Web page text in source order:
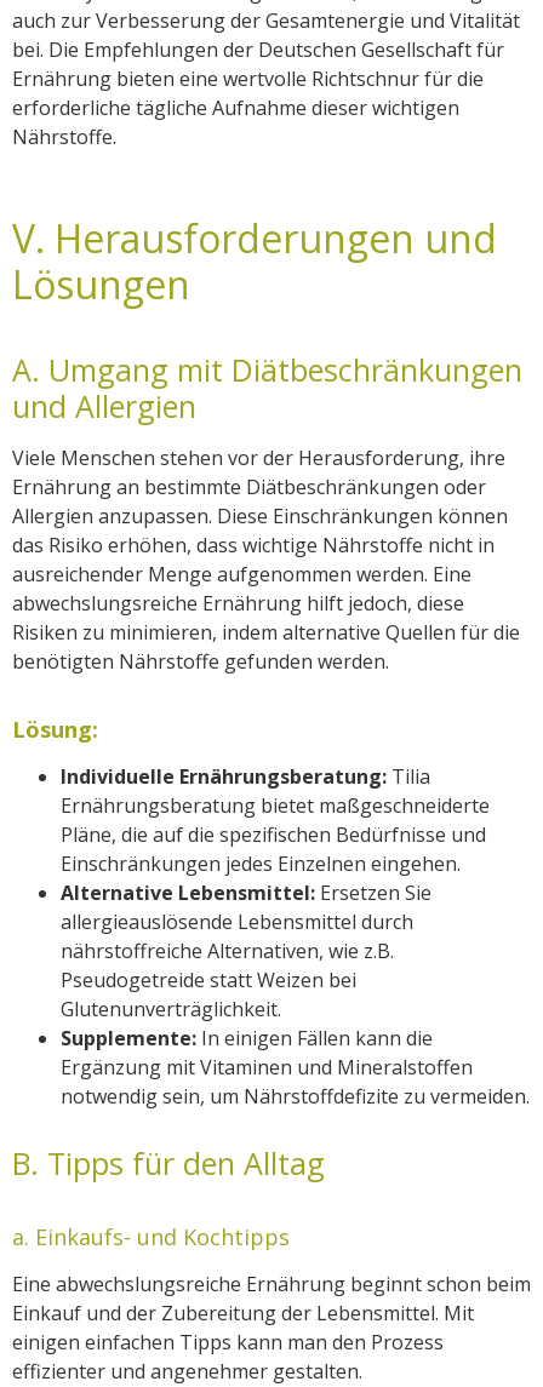
auch zur Verbesserung der Gesamtenergie und Vitalität
bei. Die Empfehlungen der Deutschen Gesellschaft für
Ernährung bieten eine wertvolle Richtschnur für die
erforderliche tägliche Aufnahme dieser wichtigen
Nährstoffe.
V. Herausforderungen und
Lösungen
A. Umgang mit Diätbeschränkungen
und Allergien
Viele Menschen stehen vor der Herausforderung, ihre
Ernährung an bestimmte Diätbeschränkungen oder
Allergien anzupassen. Diese Einschränkungen können
das Risiko erhöhen, dass wichtige Nährstoffe nicht in
ausreichender Menge aufgenommen werden. Eine
abwechslungsreiche Ernährung hilft jedoch, diese
Risiken zu minimieren, indem alternative Quellen für die
benötigten Nährstoffe gefunden werden.
Lösung:
Individuelle Ernährungsberatung: Tilia
Ernährungsberatung bietet maßgeschneiderte
Pläne, die auf die spezifischen Bedürfnisse und
Einschränkungen jedes Einzelnen eingehen.
Alternative Lebensmittel: Ersetzen Sie
allergieauslösende Lebensmittel durch
nährstoffreiche Alternativen, wie z.B.
Pseudogetreide statt Weizen bei
Glutenunverträglichkeit.
Supplemente: In einigen Fällen kann die
Ergänzung mit Vitaminen und Mineralstoffen
notwendig sein, um Nährstoffdefizite zu vermeiden.
B. Tipps für den Alltag
a. Einkaufs- und Kochtipps
Eine abwechslungsreiche Ernährung beginnt schon beim
Einkauf und der Zubereitung der Lebensmittel. Mit
einigen einfachen Tipps kann man den Prozess
effizienter und angenehmer gestalten.